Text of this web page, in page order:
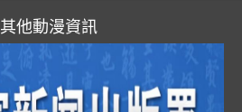
其他動漫資訊